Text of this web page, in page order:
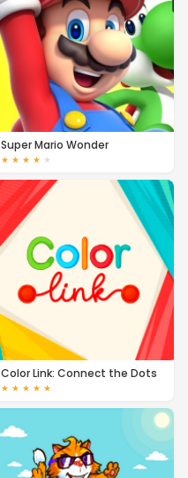
Super Mario Wonder
★ ★ ★ ★ ★
Color Link: Connect the Dots
★ ★ ★ ★ ★